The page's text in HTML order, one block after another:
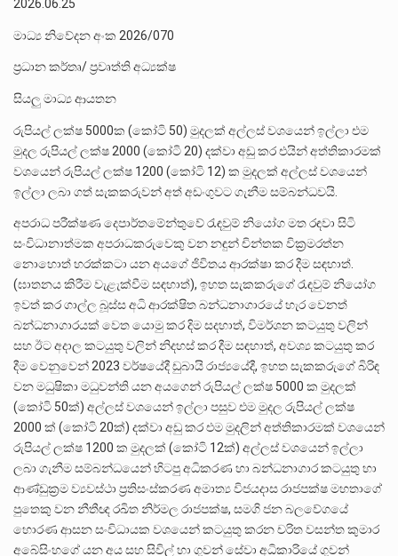
2026.06.25
මාධ්‍ය නිවේදන අංක 2026/070
ප්‍රධාන කර්තෘ/ ප්‍රවෘත්ති අධ්‍යක්ෂ
සියලු මාධ්‍ය ආයතන
රුපියල් ලක්ෂ 5000ක (කෝටි 50) මුදලක් අල්ලස් වශයෙන් ඉල්ලා එම
මුදල රුපියල් ලක්ෂ 2000 (කෝටි 20) දක්වා අඩු කර එයින් අත්තිකාරමක්
වශයෙන් රුපියල් ලක්ෂ 1200 (කෝටි 12) ක මුදලක් අල්ලස් වශයෙන්
ඉල්ලා ලබා ගත් සැකකරුවන් අත් අඩංගුවට ගැනීම සම්බන්ධවයි.
අපරාධ පරීක්ෂණ දෙපාර්තමේන්තුවේ රැඳවුම් නියෝග මත රඳවා සිටි
සංවිධානාත්මක අපරාධකරුවෙකු වන නඳුන් චින්තක වික්‍රමරත්න
නොහොත් හරක්කටා යන අයගේ ජිවිතය ආරක්ෂා කර දීම සඳහාත්.
(ඝාතනය කිරීම වැළැක්වීම සඳහාත්), ඉහත සැකකරුගේ රැඳවුම් නියෝග
ඉවත් කර ගාල්ල බූස්ස අධි ආරක්ෂිත බන්ධනාගාරයේ හැර වෙනත්
බන්ධනාගාරයක් වෙත යොමු කර දිම සදහාත්, විමර්ශන කටයුතු වලින්
සහ ඊට අදාල කටයුතු වලින් නිදහස් කර දීම සඳහාත්, අවශ්‍ය කටයුතු කර
දීම වෙනුවෙන් 2023 වර්ෂයේදී ඩුබායි රාජ්‍යයේදී, ඉහත සැකකරුගේ බිරිඳ
වන මධුෂිකා මධුවන්ති යන අයගෙන් රුපියල් ලක්ෂ 5000 ක මුදලක්
(කෝටි 50ක්) අල්ලස් වශයෙන් ඉල්ලා පසුව එම මුදල රුපියල් ලක්ෂ
2000 ක් (කෝටි 20ක්) දක්වා අඩු කර එම මුදලින් අත්තිකාරමක් වශයෙන්
රුපියල් ලක්ෂ 1200 ක මුදලක් (කෝටි 12ක්) අල්ලස් වශයෙන් ඉල්ලා
ලබා ගැනීම සම්බන්ධයෙන් හිටපු අධිකරණ හා බන්ධනාගාර කටයුතු හා
ආණ්ඩුක්‍රම ව්‍යවස්ථා ප්‍රතිසංස්කරණ අමාත්‍ය විජයදාස රාජපක්ෂ මහතාගේ
පුතෙකු වන නීතීඥ රඛිත නිර්මල රාජපක්ෂ, සමගි ජන බලවේගයේ
හොරණ ආසන සංවිධායක වශයෙන් කටයුතු කරන චරිත වසන්ත කුමාර
අබේසිංහගේ යන අය සහ සිවිල් හා ගුවන් සේවා අධිකාරියේ ගුවන්